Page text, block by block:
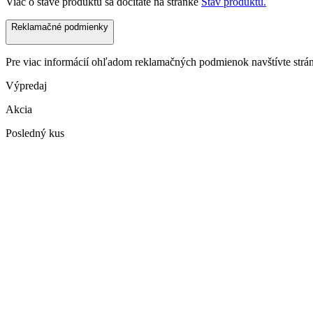
Reklamačné podmienky
Pre viac informácií ohľadom reklamačných podmienok navštívte
Výpredaj
Akcia
Posledný kus